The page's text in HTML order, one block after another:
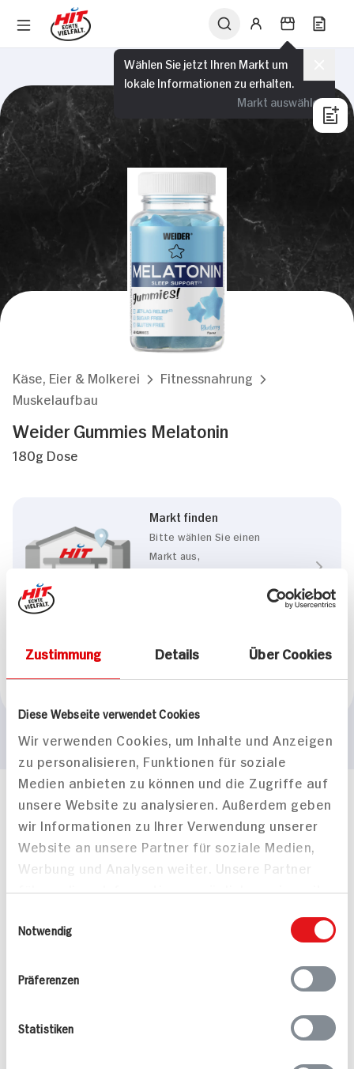
Zustimmung Details Über Cookies
Diese Webseite verwendet Cookies
Wir verwenden Cookies, um Inhalte und Anzeigen
zu personalisieren, Funktionen für soziale
Medien anbieten zu können und die Zugriffe auf
unsere Website zu analysieren. Außerdem geben
wir Informationen zu Ihrer Verwendung unserer
Website an unsere Partner für soziale Medien,
Werbung und Analysen weiter. Unsere Partner
führen diese Informationen möglicherweise mit
bereitgestellt haben oder die sie im Rahmen
Notwendig
Präferenzen
Statistiken
Wählen Sie jetzt Ihren Markt um
lokale Informationen zu erhalten.
Markt auswählen
Käse, Eier & Molkerei
Fitnessnahrung
Muskelaufbau
Weider Gummies Melatonin
180g Dose
Markt finden
Bitte wählen Sie einen
Markt aus,
Marke
Häufig gestellte Fragen
Mehr Informationen in unserem FAQ
kontakt
hit.de
Wir beantworten gerne Ihre Fragen
Folgen Sie uns auf TikTok